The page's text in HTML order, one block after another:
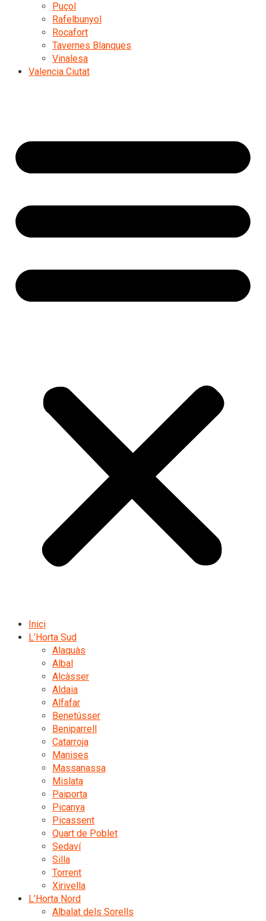
Puçol
Rafelbunyol
Rocafort
Tavernes Blanques
Vinalesa
Valencia Ciutat
Inici
L’Horta Sud
Alaquàs
Albal
Alcàsser
Aldaia
Alfafar
Benetússer
Beniparrell
Catarroja
Manises
Massanassa
Mislata
Paiporta
Picanya
Picassent
Quart de Poblet
Sedaví
Silla
Torrent
Xirivella
L’Horta Nord
Albalat dels Sorells